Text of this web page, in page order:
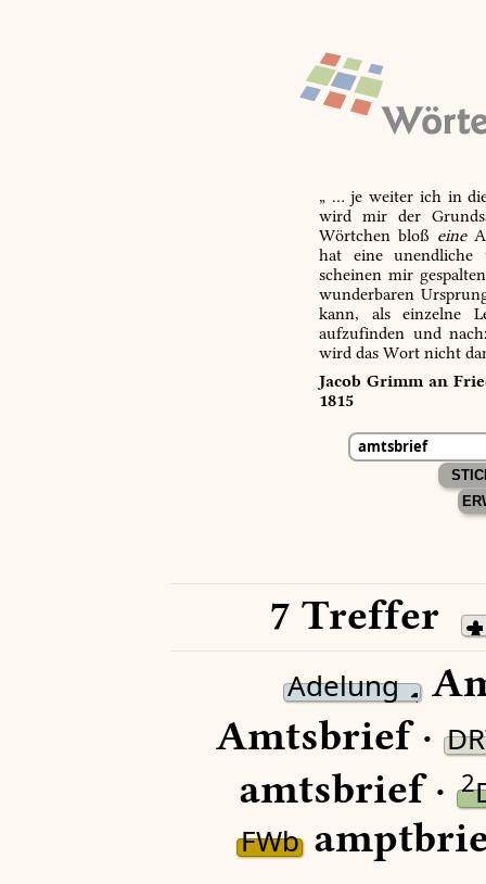
„ … je weiter ich in
wird mir der
Wörtchen bloß eine
hat eine unendliche
scheinen mir
wunderbaren
kann, als einzelne
aufzufinden und
wird das Wort nicht
Jacob Grimm an
1815
7 Treffer
Adelung
Amtsbrief ·
amtsbrief ·2
FWb